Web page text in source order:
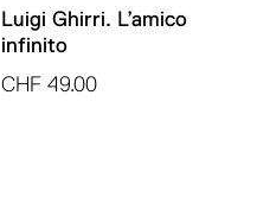
Luigi Ghirri. L’amico
infinito
CHF 49.00